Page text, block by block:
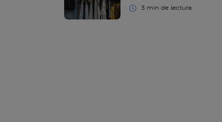
3 min de lectura